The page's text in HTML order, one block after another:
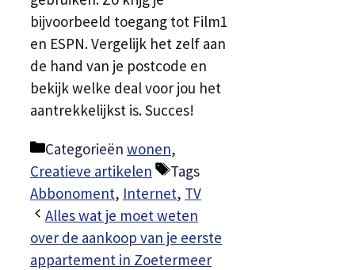
bijvoorbeeld toegang tot Film1
en ESPN. Vergelijk het zelf aan
de hand van je postcode en
bekijk welke deal voor jou het
aantrekkelijkst is. Succes!
Categorieën wonen,
Creatieve artikelen
Tags
Abbonoment, Internet, TV
Alles wat je moet weten
over de aankoop van je eerste
appartement in Zoetermeer